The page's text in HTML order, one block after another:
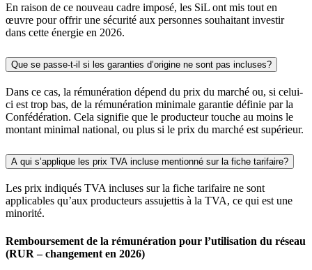
En raison de ce nouveau cadre imposé, les SiL ont mis tout en
œuvre pour offrir une sécurité aux personnes souhaitant investir
dans cette énergie en 2026.
Que se passe-t-il si les garanties d’origine ne sont pas incluses?
Dans ce cas, la rémunération dépend du prix du marché ou, si celui-
ci est trop bas, de la rémunération minimale garantie définie par la
Confédération. Cela signifie que le producteur touche au moins le
montant minimal national, ou plus si le prix du marché est supérieur.
A qui s’applique les prix TVA incluse mentionné sur la fiche tarifaire?
Les prix indiqués TVA incluses sur la fiche tarifaire ne sont
applicables qu’aux producteurs assujettis à la TVA, ce qui est une
minorité.
Remboursement de la rémunération pour l’utilisation du réseau
(RUR – changement en 2026)